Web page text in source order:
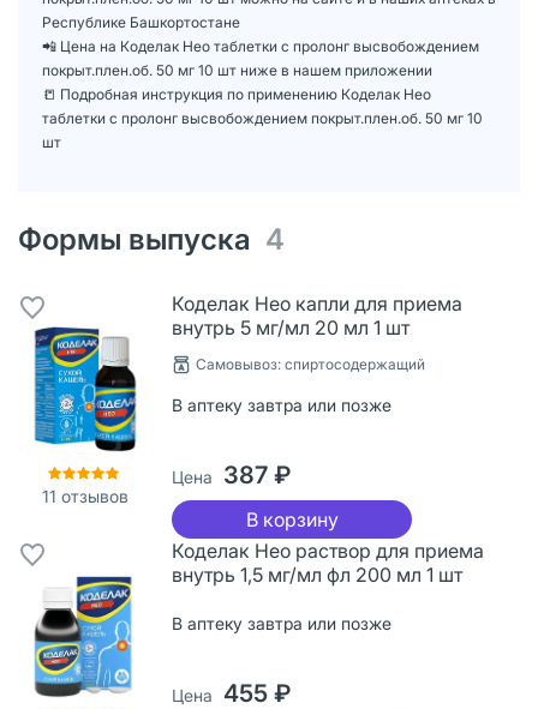
Республике Башкортостане
📲 Цена на Коделак Нео таблетки с пролонг высвобождением
покрыт.плен.об. 50 мг 10 шт ниже в нашем приложении
📒 Подробная инструкция по применению Коделак Нео
таблетки с пролонг высвобождением покрыт.плен.об. 50 мг 10
шт
Формы выпуска 4
11 отзывов
Коделак Нео капли для приема
внутрь 5 мг/мл 20 мл 1 шт
Cамовывоз: спиртосодержащий
В аптеку завтра или позже
Цена 387 ₽
В корзину
Коделак Нео раствор для приема
внутрь 1,5 мг/мл фл 200 мл 1 шт
В аптеку завтра или позже
Цена 455 ₽